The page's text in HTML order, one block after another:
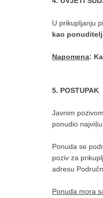
U prikupljanju
kao
Napomena:
5. POSTUPAK
Javnim
ponudio
Ponuda se
poziv za
adresu
Ponuda mora